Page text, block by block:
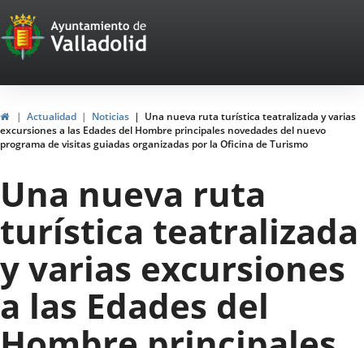
Portal
Web
del
Ayuntamiento
de
Valladolid
InicioActualidad Noticias
Una nueva ruta turística teatralizada y varias
excursiones a las Edades del Hombre principales novedades del nuevo
programa de visitas guiadas organizadas por la Oficina de Turismo
Una nueva ruta
turística teatralizada
y varias excursiones
a las Edades del